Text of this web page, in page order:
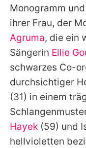
Monogramm
ihrer Frau, der
Agruma, die ein
Sängerin Ellie
schwarzes Co-
durchsichtiger
(31) in einem
Hayek (59) und
hellvioletten